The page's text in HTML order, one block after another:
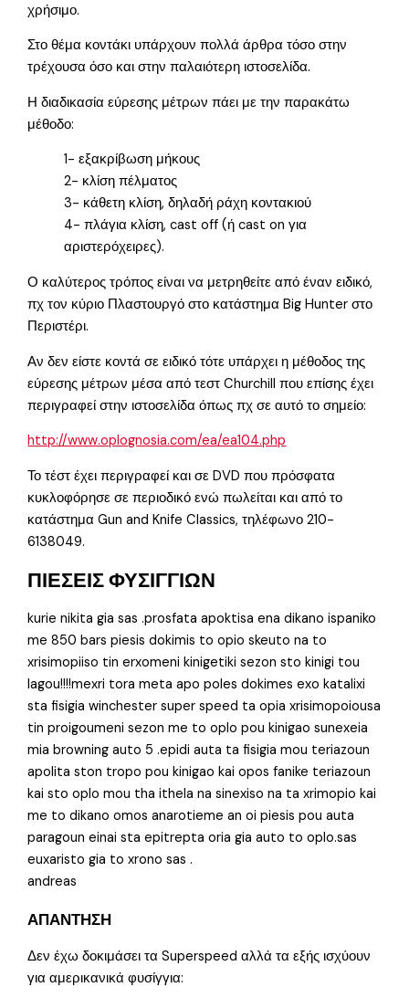
χρήσιμο.
Στο θέμα κοντάκι υπάρχουν πολλά άρθρα τόσο στην
τρέχουσα όσο και στην παλαιότερη ιστοσελίδα.
Η διαδικασία εύρεσης μέτρων πάει με την παρακάτω
μέθοδο:
1- εξακρίβωση μήκους
2- κλίση πέλματος
3- κάθετη κλίση, δηλαδή ράχη κοντακιού
4- πλάγια κλίση, cast off (ή cast on για
αριστερόχειρες).
Ο καλύτερος τρόπος είναι να μετρηθείτε από έναν ειδικό,
πχ τον κύριο Πλαστουργό στο κατάστημα Big Hunter στο
Περιστέρι.
Αν δεν είστε κοντά σε ειδικό τότε υπάρχει η μέθοδος της
εύρεσης μέτρων μέσα από τεστ Churchill που επίσης έχει
περιγραφεί στην ιστοσελίδα όπως πχ σε αυτό το σημείο:
http://www.oplognosia.com/ea/ea104.php
Το τέστ έχει περιγραφεί και σε DVD που πρόσφατα
κυκλοφόρησε σε περιοδικό ενώ πωλείται και από το
κατάστημα Gun and Knife Classics, τηλέφωνο 210-
6138049.
ΠΙΕΣΕΙΣ ΦΥΣΙΓΓΙΩΝ
kurie nikita gia sas .prosfata apoktisa ena dikano ispaniko
me 850 bars piesis dokimis to opio skeuto na to
xrisimopiiso tin erxomeni kinigetiki sezon sto kinigi tou
lagou!!!!mexri tora meta apo poles dokimes exo katalixi
sta fisigia winchester super speed ta opia xrisimopoiousa
tin proigoumeni sezon me to oplo pou kinigao sunexeia
mia browning auto 5 .epidi auta ta fisigia mou teriazoun
apolita ston tropo pou kinigao kai opos fanike teriazoun
kai sto oplo mou tha ithela na sinexiso na ta xrimopio kai
me to dikano omos anarotieme an oi piesis pou auta
paragoun einai sta epitrepta oria gia auto to oplo.sas
euxaristo gia to xrono sas .
andreas
ΑΠΑΝΤΗΣΗ
Δεν έχω δοκιμάσει τα Superspeed αλλά τα εξής ισχύουν
για αμερικανικά φυσίγγια: